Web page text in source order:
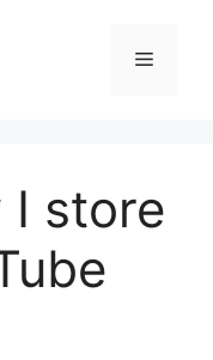
Menú
I store